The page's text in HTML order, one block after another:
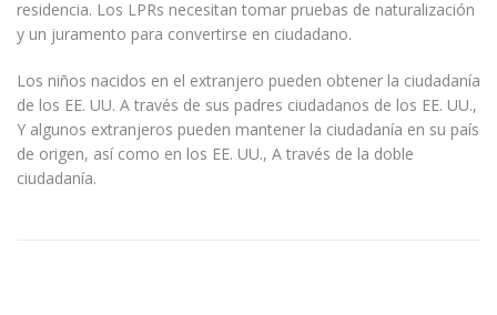
residencia. Los LPRs necesitan tomar pruebas de naturalización
y un juramento para convertirse en ciudadano.
Los niños nacidos en el extranjero pueden obtener la ciudadanía
de los EE. UU. A través de sus padres ciudadanos de los EE. UU.,
Y algunos extranjeros pueden mantener la ciudadanía en su país
de origen, así como en los EE. UU., A través de la doble
ciudadanía.